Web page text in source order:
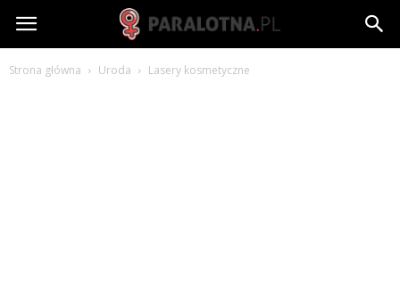
paralotna.pl
Strona główna Uroda Lasery kosmetyczne